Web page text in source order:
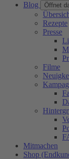
Blog
Öffnet
Rezepte
Presse
Filme
Mitmachen
Shop